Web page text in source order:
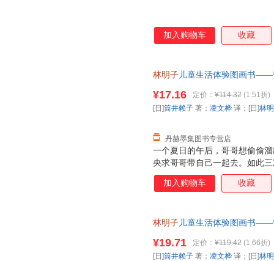
加入购物车 收藏
林明子儿童生活体验图画书——
换】
一个夏日的午后，哥哥想偷偷
央求哥哥带自己一起去。如此
去。那一刻，妹妹欢呼雀跃着
来不及穿鞋子，拖拉着鞋就跟
¥17.16 定价： ¥114.32 (1.51折)
丹赫墨集图书专营店
[日]筒井赖子 著； 凌文桦 译；[日]林
加入购物车 收藏
林明子儿童生活体验图画书——
套，电子发票！
¥19.71 定价： ¥119.42 (1.66折)
[日]筒井赖子 著； 凌文桦 译；[日]林